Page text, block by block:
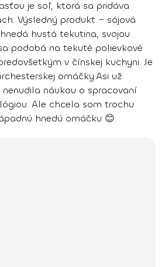
je soľ, ktorá sa pridáva
Výsledný produkt – sójová
hustá tekutina, svojou
podobá na tekuté polievkové
v čínskej kuchyni. Je
omáčky.Asi už
náukou o spracovaní
Ale chcela som trochu
hnedú omáčku 😊.